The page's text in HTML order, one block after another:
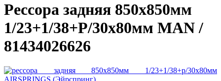
Рессора задняя 850x850мм
1/23+1/38+P/30x80мм MAN /
81434026626